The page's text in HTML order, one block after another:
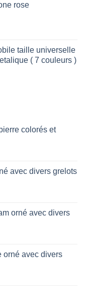
rose
taille universelle
( 7 couleurs )
colorés et
avec divers grelots
orné avec divers
orné avec divers